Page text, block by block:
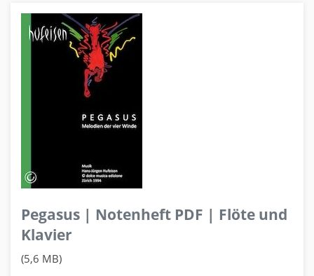
Pegasus | Notenheft PDF | Flöte und
Klavier
(5,6 MB)